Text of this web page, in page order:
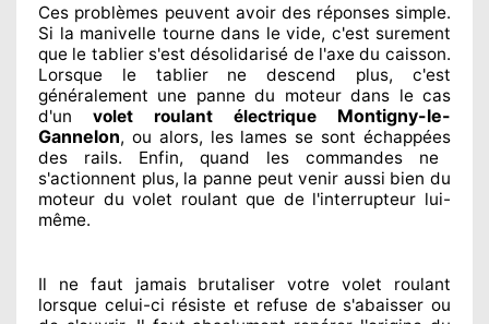
Ces problèmes peuvent avoir des réponses simple.
Si la manivelle tourne dans le vide, c'est surement
que le tablier s'est désolidarisé de l'axe du caisson.
Lorsque le tablier ne descend plus, c'est
généralement une panne du moteur dans le cas
d'un volet roulant électrique Montigny-le-
Gannelon, ou alors, les lames se sont échappées
des rails. Enfin, quand les commandes ne
s'actionnent plus, la panne peut venir aussi bien du
moteur du volet roulant que de l'interrupteur lui-
même.
Il ne faut jamais brutaliser votre volet roulant
lorsque celui-ci résiste et refuse de s'abaisser ou